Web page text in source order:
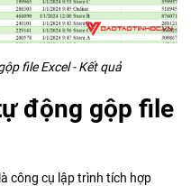
file Excel - Kết quả
động gộp file
công cụ lập trình tích hợp